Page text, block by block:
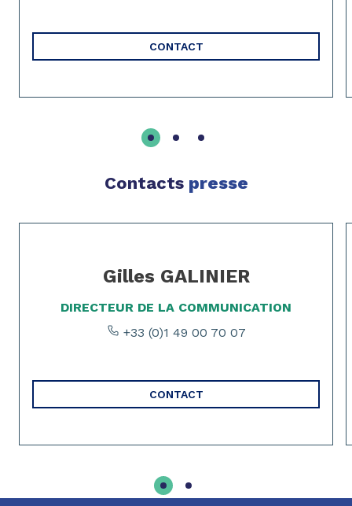
CONTACT
Contacts presse
Page 1 of 2
Gilles GALINIER
DIRECTEUR DE LA COMMUNICATION
+33 (0)1 49 00 70 07
CONTACT